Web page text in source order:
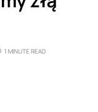
1 MINUTE READ